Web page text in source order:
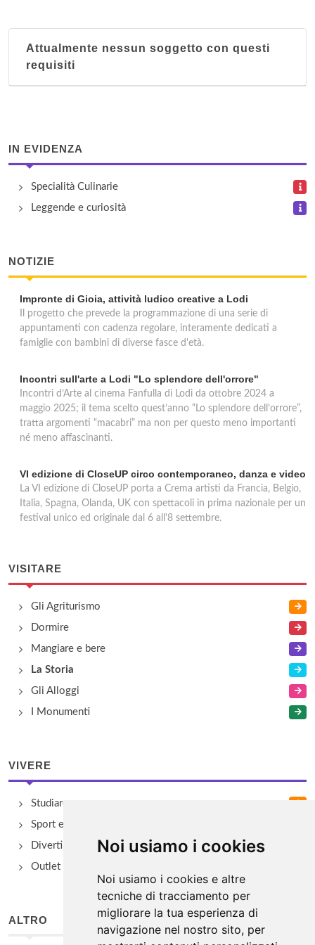
Noi usiamo i cookies
Noi usiamo i cookies e altre
tecniche di tracciamento per
migliorare la tua esperienza di
navigazione nel nostro sito, per
Attualmente nessun soggetto con questi
requisiti
IN EVIDENZA
Specialità Culinarie
Leggende e curiosità
NOTIZIE
Impronte di Gioia, attività ludico creative a Lodi
Il progetto che prevede la programmazione di una serie di
appuntamenti con cadenza regolare, interamente dedicati a
famiglie con bambini di diverse fasce d'età.
Incontri sull'arte a Lodi "Lo splendore dell'orrore"
Incontri d’Arte al cinema Fanfulla di Lodi da ottobre 2024 a
maggio 2025; il tema scelto quest’anno “Lo splendore dell’orrore”,
tratta argomenti “macabri” ma non per questo meno importanti
né meno affascinanti.
VI edizione di CloseUP circo contemporaneo, danza e video
La VI edizione di CloseUP porta a Crema artisti da Francia, Belgio,
Italia, Spagna, Olanda, UK con spettacoli in prima nazionale per un
festival unico ed originale dal 6 all'8 settembre.
VISITARE
Gli Agriturismo
Dormire
Mangiare e bere
La Storia
Gli Alloggi
I Monumenti
VIVERE
Studiare
Sport e Benessere
Divertimento e Natura
Outlet e spacci aziendali
ALTRO